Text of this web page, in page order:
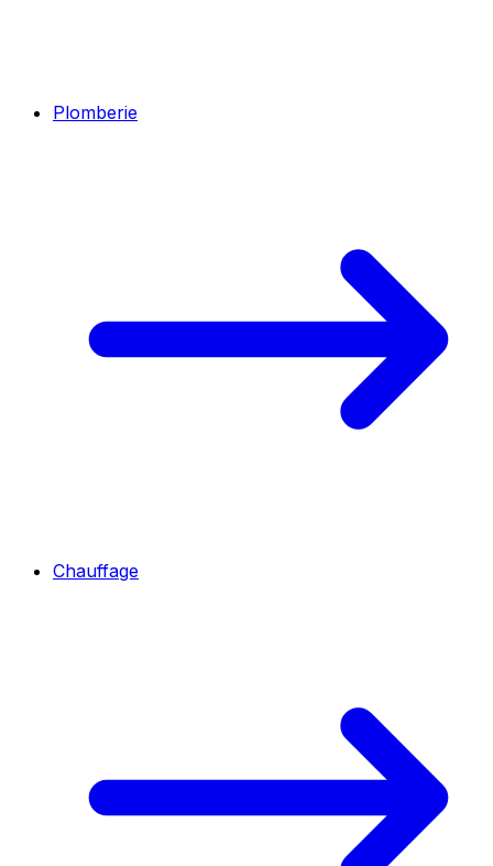
Plomberie
Chauffage